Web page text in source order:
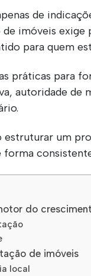
de
imóveis
para quem
práticas para
autoridade de
um
do
de imóveis
local